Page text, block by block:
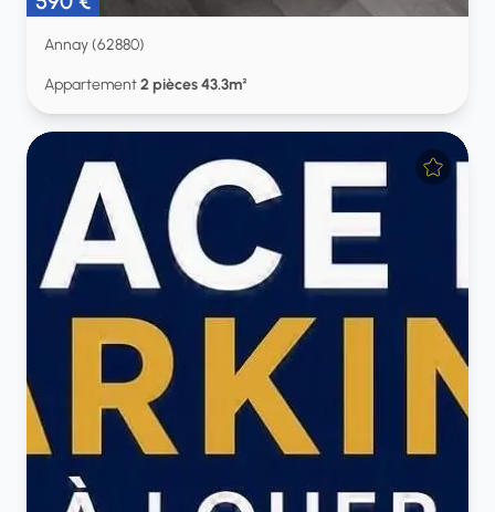
Annay (62880)
Appartement2 pièces 43.3m²